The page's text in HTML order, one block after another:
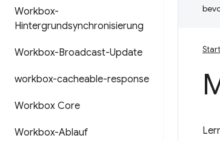
Workbox-
Hintergrundsynchronisierung
Workbox-Broadcast-Update
workbox-cacheable-response
Workbox Core
Workbox-Ablauf